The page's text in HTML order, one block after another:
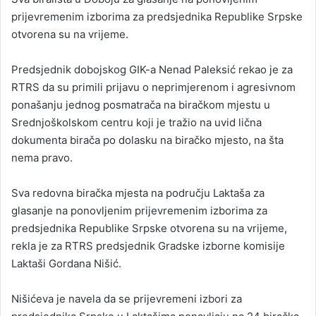
prijevremenim izborima za predsjednika Republike Srpske
otvorena su na vrijeme.
Predsjednik dobojskog GIK-a Nenad Paleksić rekao je za
RTRS da su primili prijavu o neprimjerenom i agresivnom
ponašanju jednog posmatrača na biračkom mjestu u
Srednjoškolskom centru koji je tražio na uvid lična
dokumenta birača po dolasku na biračko mjesto, na šta
nema pravo.
Sva redovna biračka mjesta na području Laktaša za
glasanje na ponovljenim prijevremenim izborima za
predsjednika Republike Srpske otvorena su na vrijeme,
rekla je za RTRS predsjednik Gradske izborne komisije
Laktaši Gordana Nišić.
Nišićeva je navela da se prijevremeni izbori za